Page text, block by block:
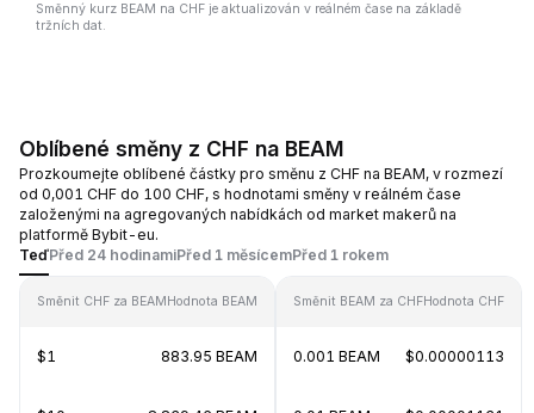
Směnný kurz BEAM na CHF je aktualizován v reálném čase na základě
tržních dat.
Oblíbené směny z CHF na BEAM
Prozkoumejte oblíbené částky pro směnu z CHF na BEAM, v rozmezí
od 0,001 CHF do 100 CHF, s hodnotami směny v reálném čase
založenými na agregovaných nabídkách od market makerů na
platformě Bybit-eu.
TeďPřed 24 hodinamiPřed 1 měsícemPřed 1 rokem
Směnit CHF za BEAMHodnota BEAM
$1 883.95 BEAM
Směnit BEAM za CHFHodnota CHF
0.001 BEAM $0.00000113